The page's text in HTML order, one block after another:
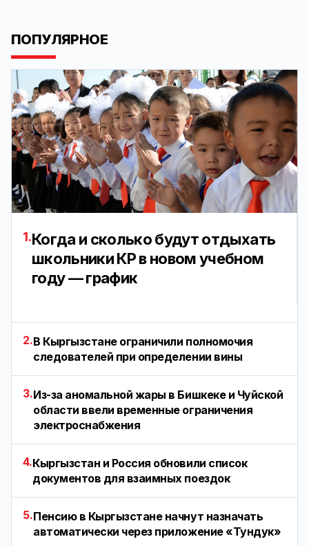
ПОПУЛЯРНОЕ
1.Когда и сколько будут отдыхать
школьники КР в новом учебном
году — график
2.В Кыргызстане ограничили полномочия
следователей при определении вины
3.Из-за аномальной жары в Бишкеке и Чуйской
области ввели временные ограничения
электроснабжения
4.Кыргызстан и Россия обновили список
документов для взаимных поездок
5.Пенсию в Кыргызстане начнут назначать
автоматически через приложение «Тундук»